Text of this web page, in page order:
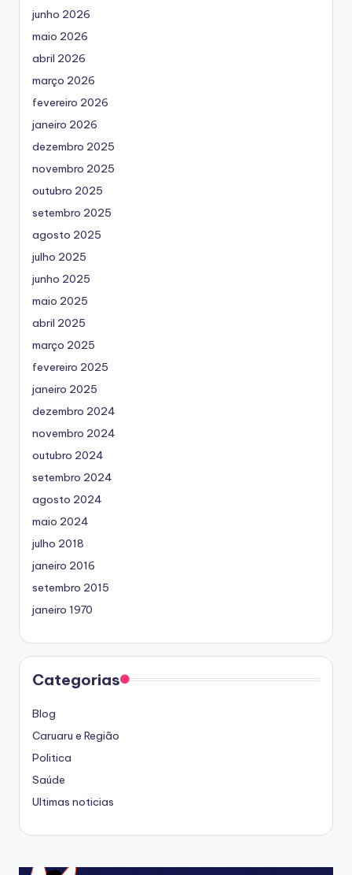
junho 2026
maio 2026
abril 2026
março 2026
fevereiro 2026
janeiro 2026
dezembro 2025
novembro 2025
outubro 2025
setembro 2025
agosto 2025
julho 2025
junho 2025
maio 2025
abril 2025
março 2025
fevereiro 2025
janeiro 2025
dezembro 2024
novembro 2024
outubro 2024
setembro 2024
agosto 2024
maio 2024
julho 2018
janeiro 2016
setembro 2015
janeiro 1970
Categorias
Blog
Caruaru e Região
Politica
Saúde
Ultimas noticias